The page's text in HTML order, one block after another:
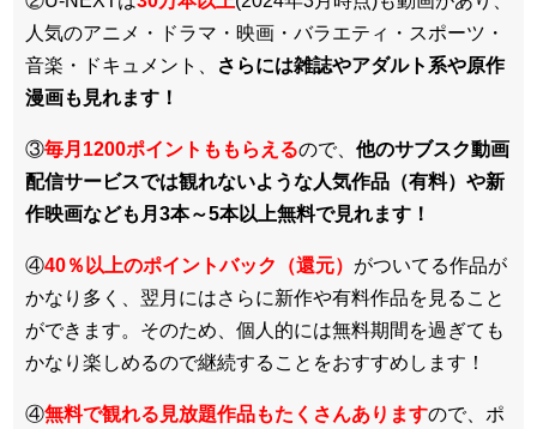
人気のアニメ・ドラマ・映画・バラエティ・スポーツ・
音楽・ドキュメント、
さらには雑誌やアダルト系や原作
漫画も見れます！
③毎月1200ポイントももらえるので、 他のサブスク動画
配信サービスでは観れないような人気作品（有料）や新
作映画なども月3本～5本以上無料で見れます！
④40％以上のポイントバック（還元） がついてる作品が
かなり多く、翌月にはさらに新作や有料作品を見ること
ができます。そのため、個人的には無料期間を過ぎても
かなり楽しめるので継続することをおすすめします！
④無料で観れる見放題作品もたくさんありますので、ポ